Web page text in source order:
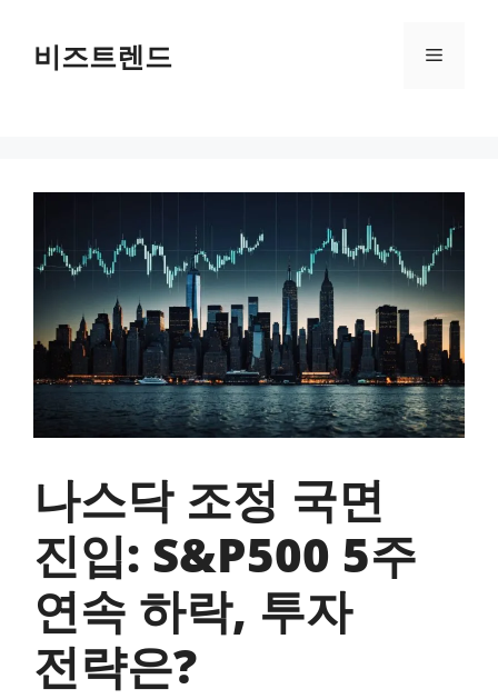
건너뛰기비즈트렌드 메뉴
나스닥 조정 국면
진입: S&P500 5주
연속 하락, 투자
전략은?